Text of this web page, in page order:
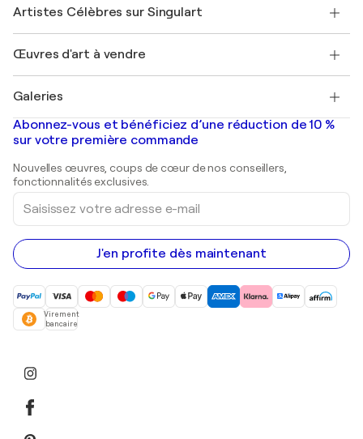
Mon compte
+33 1 76 44 06 42
Magazine Singulart
Emplois
Découvrez une sélection d'art original
Se connecter en tant qu'Artiste
Artistes Célèbres sur Singulart
Marc Chagall
Banksy
Mr. Brainwash
Shepard Fairey
Œuvres d'art à vendre
Tableaux abstraits à vendre
Peintures de paysage
Estampes
Peintures acryliques
Galeries
Galeries d'art en France
Galeries d'art en Belgique
Abonnez-vous et bénéficiez d’une réduction de 10 %
sur votre première commande
Nouvelles œuvres, coups de cœur de nos conseillers,
fonctionnalités exclusives.
Saisissez
votre
adresse
e-
mail
J'en profite dès maintenant
Virement
bancaire